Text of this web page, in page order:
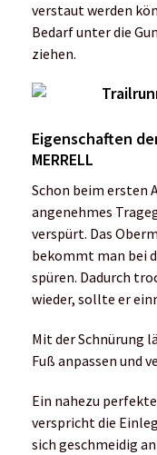
verstaut werden
Bedarf unter die
ziehen.
Eigenschaften
MERRELL
Schon beim ersten
angenehmes
verspürt. Das
bekommt man bei
spüren. Dadurch
wieder, sollte er
Mit der Schnürung
Fuß anpassen und
Ein nahezu
verspricht die
sich geschmeidig